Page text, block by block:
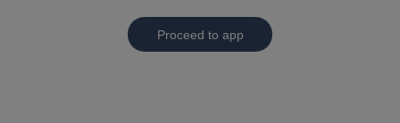
Proceed to app